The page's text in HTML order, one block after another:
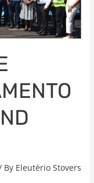
By Eleutério Stovers